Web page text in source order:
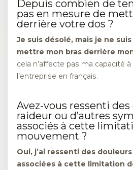
Depuis combien de
pas en mesure de
derrière votre dos ?
Je suis désolé, mais je ne
mettre mon bras derrière
cela n’affecte pas ma capacité
l’entreprise en français.
Avez-vous ressenti
raideur ou d’autres
associés à cette
mouvement ?
Oui, j’ai ressenti des
associées à cette limitation